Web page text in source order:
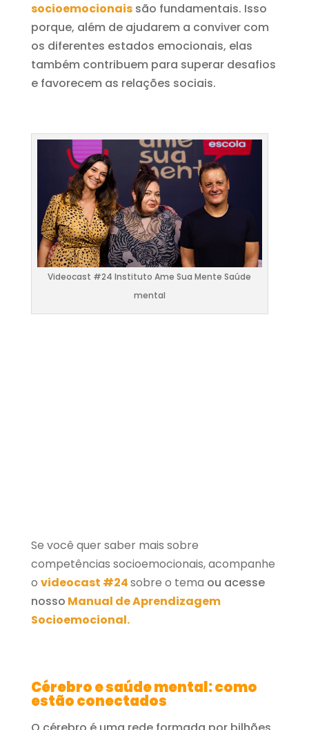
socioemocionaissão fundamentais. Isso
porque, além de ajudarem a conviver com
os diferentes estados emocionais, elas
também contribuem para superar desafios
e favorecem as relações sociais.
Videocast #24 Instituto Ame Sua Mente Saúde
mental
Se você quer saber mais sobre
competências socioemocionais, acompanhe
o videocast #24sobre o tema ou acesse
nosso Manual de Aprendizagem
Socioemocional.
Cérebro e saúde mental: como
estão conectados